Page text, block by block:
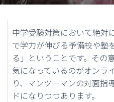
中学受験対策において絶対
で学力が伸びる予備校や塾
る」ということです。その
気になっているのがオンラ
り、マンツーマンの対面指
ドになりつつあります。